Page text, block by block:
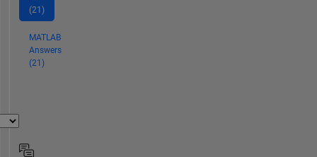
(21)
MATLAB
Answers
(21)